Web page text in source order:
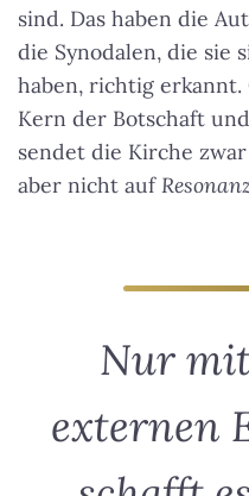
sind. Das haben die
die Synodalen, die sie
haben, richtig
Kern der Botschaft
sendet die Kirche
aber nicht auf
Nur
externen